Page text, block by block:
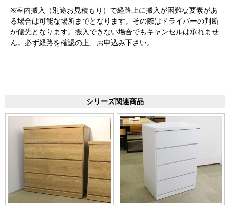
※室内搬入（別途お見積もり）で経路上に搬入が困難な要素があ
る場合は可能な場所までとなります。その際はドライバーの判断
が優先となります。搬入できない場合でもキャンセルは承れませ
ん。必ず経路を確認の上、お申込み下さい。
シリーズ関連商品